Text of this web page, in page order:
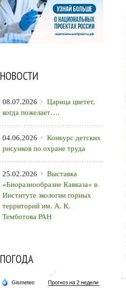
НОВОСТИ
08.07.2026
Царица цветет,
когда пожелает….
04.06.2026
Конкурс детских
рисунков по охране труда
25.02.2026
Выставка
«Биоразнообразие Кавказа» в
Институте экологии горных
территорий им. А. К.
Темботова РАН
ПОГОДА